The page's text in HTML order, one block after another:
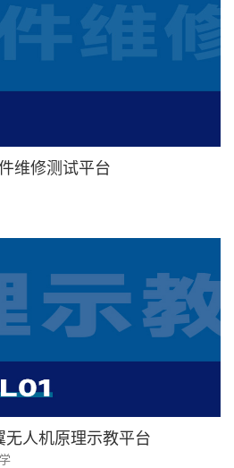
维修测试平台
人机原理示教平台